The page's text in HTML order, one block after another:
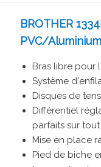
BROTHER
PVC/
Bras libre pour
Système
Disques de
Différentiel
parfaits sur
Mise en place
Pied de biche